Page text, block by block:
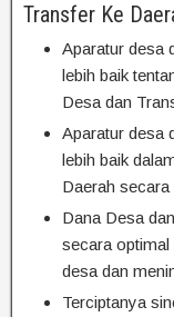
Transfer Ke
Aparatur desa
lebih baik
Desa dan
Aparatur desa
lebih baik
Daerah
Dana Desa
secara optimal
desa dan
Terciptanya